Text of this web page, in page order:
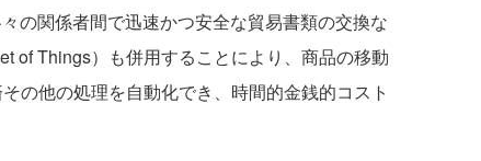
の関係者間で迅速かつ安全な貿易書類の交換な
of Things）も併用することにより、商品の移動
の他の処理を自動化でき、時間的金銭的コスト